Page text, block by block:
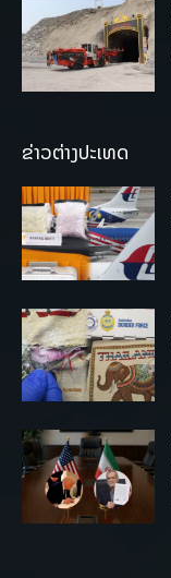
ຂ່າວຕ່າງປະເທດ